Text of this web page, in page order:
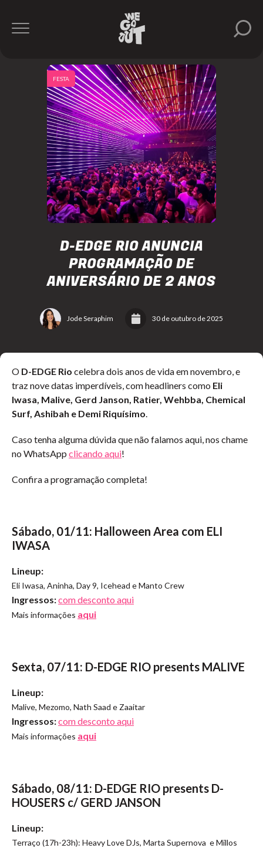
D-EDGE RIO ANUNCIA
PROGRAMAÇÃO DE
ANIVERSÁRIO DE 2 ANOS
Jode Seraphim 30 de outubro de 2025
FESTA
O D-EDGE Rio celebra dois anos de vida em novembro, e
traz nove datas imperdíveis, com headliners como Eli
Iwasa, Malive, Gerd Janson, Ratier, Wehbba, Chemical
Surf, Ashibah e Demi Riquísimo.
Caso tenha alguma dúvida que não falamos aqui, nos chame
no WhatsApp clicando aqui!
Confira a programação completa!
Sábado, 01/11: Halloween Area com ELI
IWASA
Lineup:
Eli Iwasa, Aninha, Day 9, Icehead e Manto Crew
Ingressos:com desconto aqui
Mais informações aqui
Sexta, 07/11: D-EDGE RIO presents MALIVE
Lineup:
Malive, Mezomo, Nath Saad e Zaaitar
Ingressos:com desconto aqui
Mais informações aqui
Sábado, 08/11: D-EDGE RIO presents D-
HOUSERS c/ GERD JANSON
Lineup:
Terraço (17h-23h): Heavy Love DJs, Marta Supernova e Millos